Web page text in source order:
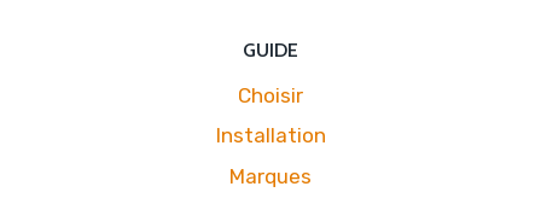
GUIDE
Choisir
Installation
Marques